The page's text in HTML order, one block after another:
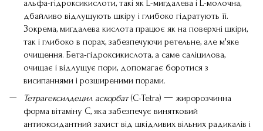
альфа-гідроксикислоти, такі як L-мигдалева і L-молочна,
дбайливо відлущують шкіру і глибоко гідратують її.
Зокрема, мигдалева кислота працює як на поверхні шкіри,
так і глибоко в порах, забезпечуючи ретельне, але м'яке
очищення. Бета-гідроксикислота, а саме саліцилова,
очищає і відлущує пори, допомагає боротися з
висипаннями і розширеними порами.
Тетрагексилдецил аскорбат (C-Tetra) 一 жиророзчинна
форма вітаміну С, яка забезпечує винятковий
антиоксидантний захист від шкідливих вільних радикалів і